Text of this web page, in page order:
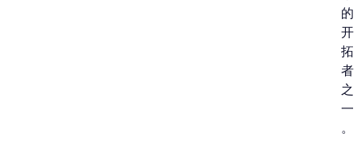
的
开
拓
者
之
一
。